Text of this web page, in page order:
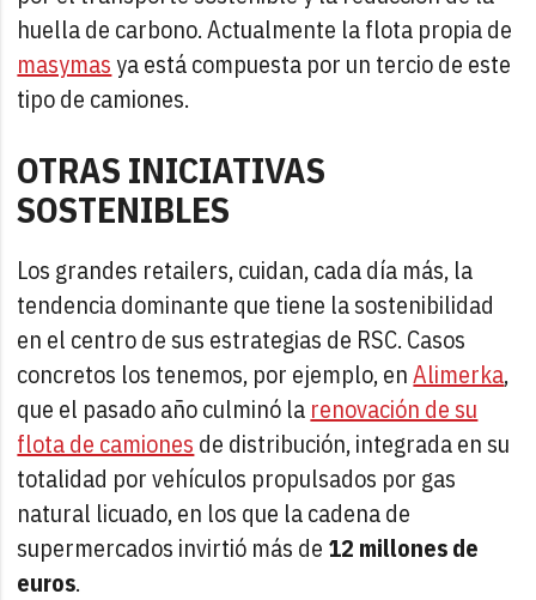
huella de carbono. Actualmente la flota propia de
masymasya está compuesta por un tercio de este
tipo de camiones.
OTRAS INICIATIVAS
SOSTENIBLES
Los grandes retailers, cuidan, cada día más, la
tendencia dominante que tiene la sostenibilidad
en el centro de sus estrategias de RSC. Casos
concretos los tenemos, por ejemplo, enAlimerka,
que el pasado año culminó la renovación de su
flota de camiones de distribución, integrada en su
totalidad por vehículos propulsados por gas
natural licuado, en los que la cadena de
supermercados invirtió más de 12 millones de
euros.